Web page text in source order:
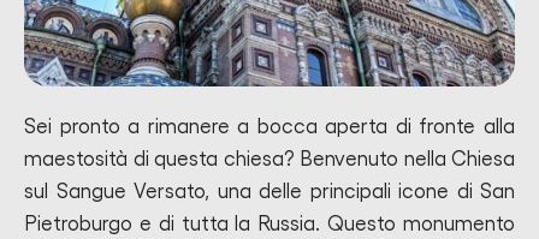
Sei pronto a rimanere a bocca aperta di fronte alla
maestosità di questa chiesa? Benvenuto nella Chiesa
sul Sangue Versato, una delle principali icone di San
Pietroburgo e di tutta la Russia. Questo monumento